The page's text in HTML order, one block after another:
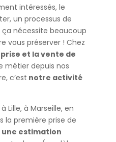
intéressés, le
un processus de
nécessite beaucoup
vous préserver ! Chez
et la vente de
depuis nos
c’est notre activité
Lille, à Marseille, en
la première prise de
une estimation